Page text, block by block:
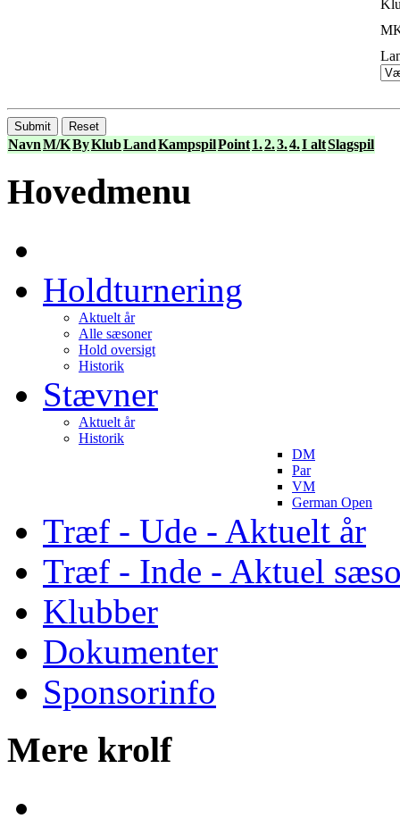
Submit Reset
NavnM/KByKlubLandKampspilPoint1.2.3.4.I altSlagspil
Hovedmenu
Holdturnering
Aktuelt år
Alle sæsoner
Hold oversigt
Historik
Stævner
Aktuelt år
Historik
DM
Par
VM
German Open
Træf - Ude - Aktuelt år
Træf - Inde - Aktuel
Klubber
Dokumenter
Sponsorinfo
Mere krolf